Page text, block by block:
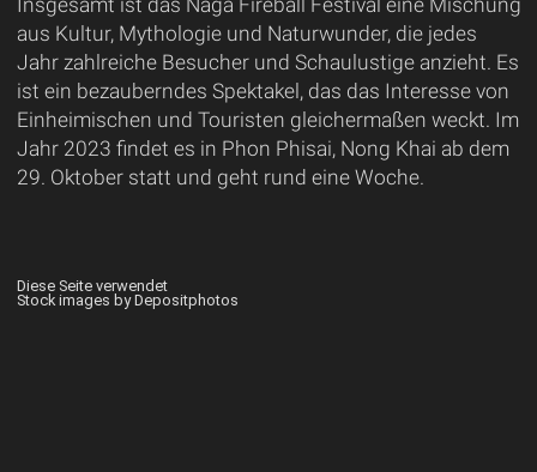
Insgesamt ist das Naga Fireball Festival eine Mischung
aus Kultur, Mythologie und Naturwunder, die jedes
Jahr zahlreiche Besucher und Schaulustige anzieht. Es
ist ein bezauberndes Spektakel, das das Interesse von
Einheimischen und Touristen gleichermaßen weckt. Im
Jahr 2023 findet es in Phon Phisai, Nong Khai ab dem
29. Oktober statt und geht rund eine Woche.
Diese Seite verwendet
Stock images by Depositphotos